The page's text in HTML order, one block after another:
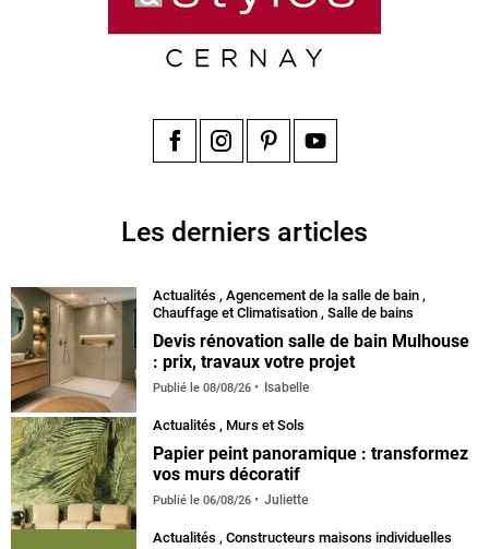
Les derniers articles
Actualités , Agencement de la salle de bain ,
Chauffage et Climatisation , Salle de bains
Devis rénovation salle de bain Mulhouse
: prix, travaux votre projet
Publié le 08/08/26 Isabelle
Actualités , Murs et Sols
Papier peint panoramique : transformez
vos murs décoratif
Publié le 06/08/26 Juliette
Actualités , Constructeurs maisons individuelles